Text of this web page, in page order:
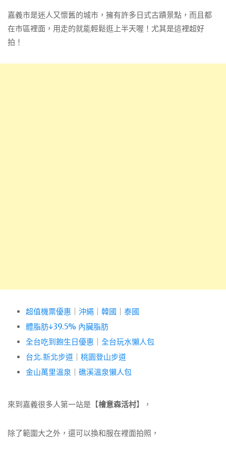
嘉義市是迷人又懷舊的城市，擁有許多日式古蹟景點，而且都
在市區裡面，用走的就能輕鬆逛上半天喔！尤其是這裡超好
拍！
超值機票優惠 沖繩 韓國
泰國
體脂肪↓39.5% 內臟脂肪
全台吃到飽生日優惠
全台玩水懶人包
台北.新北步道
桃園登山步道
金山萬里溫泉
礁溪溫泉懶人包
來到嘉義很多人第一站是【檜意森活村】，
除了範圍大之外，還可以換和服在裡面拍照，